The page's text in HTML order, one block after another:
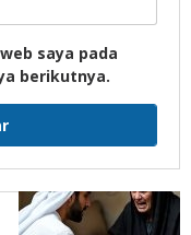
saya pada
berikutnya.